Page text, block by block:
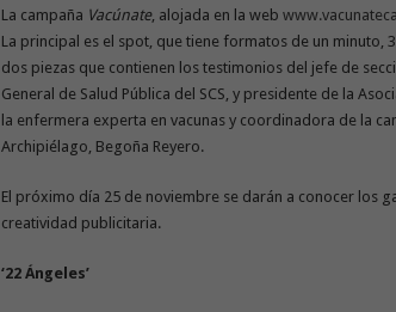
La campaña Vacúnate, alojada en la web
La principal es el spot, que tiene formatos de un minuto,
dos piezas que contienen los testimonios del jefe de
General de Salud Pública del SCS, y presidente de la
la enfermera experta en vacunas y coordinadora de la
Archipiélago, Begoña Reyero.
El próximo día 25 de noviembre se darán a conocer los
creatividad publicitaria.
‘22 Ángeles’